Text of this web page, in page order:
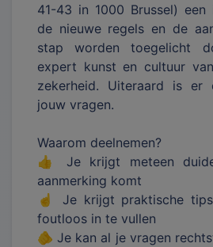
41-43 in 1000 Brussel) een
de nieuwe regels en de
stap worden toegelicht
expert kunst en cultuur
zekerheid. Uiteraard is
jouw vragen.
Waarom deelnemen?
👍 Je krijgt meteen
aanmerking komt
☝ Je krijgt praktische tips
foutloos in te vullen
🫵 Je kan al je vragen